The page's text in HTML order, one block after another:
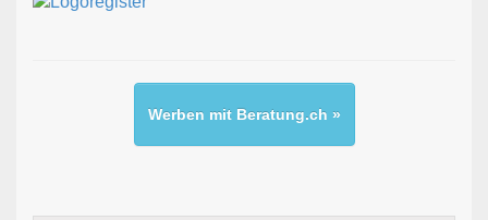
Werben mit Beratung.ch »